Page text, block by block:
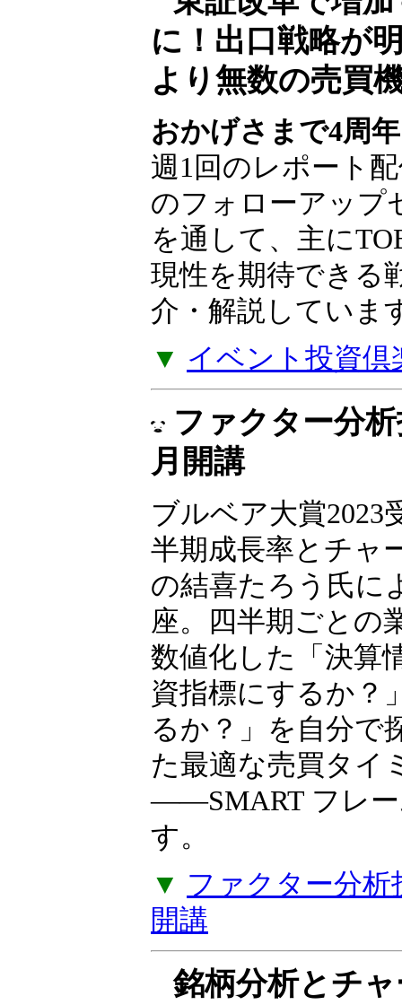
に！出口戦略が
より無数の売買
おかげさまで4周年
週1回のレポート
のフォローアップ
を通して、主に
現性を期待できる
介・解説していま
▼ イベント投資倶
ファクター分
月開講
ブルベア大賞2023
半期成長率とチャ
の結喜たろう氏に
座。四半期ごとの
数値化した「決算
資指標にするか？
るか？」を自分で
た最適な売買タイ
――SMART フレー
す。
▼ ファクター分析
開講
銘柄分析とチ